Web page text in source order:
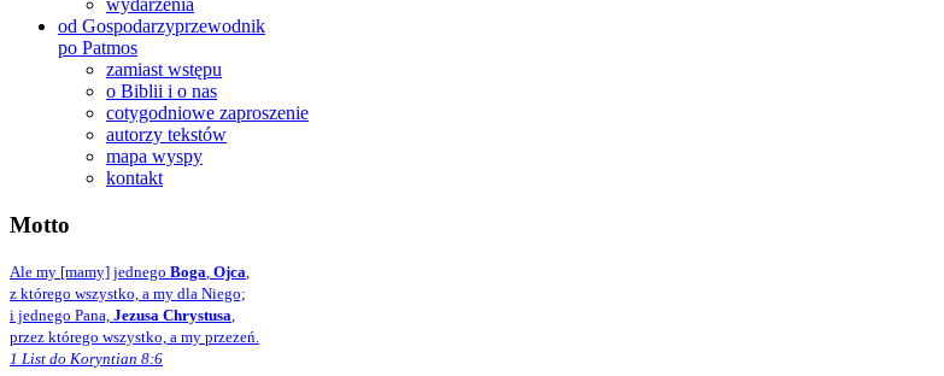
wydarzenia
od Gospodarzyprzewodnik
po Patmos
zamiast wstępu
o Biblii i o nas
cotygodniowe zaproszenie
autorzy tekstów
mapa wyspy
kontakt
Motto
Ale my [mamy] jednego Boga, Ojca,
z którego wszystko, a my dla Niego;
i jednego Pana, Jezusa Chrystusa,
przez którego wszystko, a my przezeń.
1 List do Koryntian 8:6